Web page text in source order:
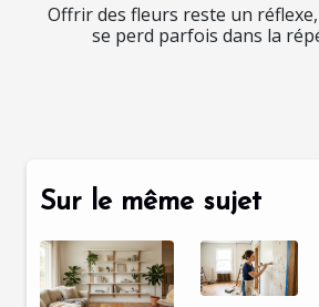
Offrir des fleurs reste un
se perd parfois dans la
Sur le même sujet